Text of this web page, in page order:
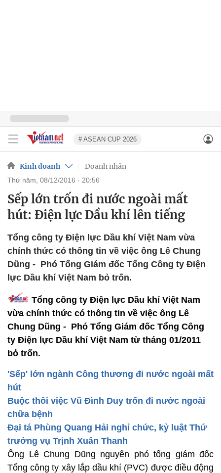
# ASEAN CUP 2026
Kinh doanh Doanh nhân
thứ năm, 08/12/2016 - 20:56
Sếp lớn trốn đi nước ngoài mất
hút: Điện lực Dầu khí lên tiếng
Tổng công ty Điện lực Dầu khí Việt Nam vừa
chính thức có thông tin về việc ông Lê Chung
Dũng - Phó Tổng Giám đốc Tổng Công ty Điện
lực Dầu khí Việt Nam bỏ trốn.
Tổng công ty Điện lực Dầu khí Việt Nam
vừa chính thức có thông tin về việc ông Lê
Chung Dũng - Phó Tổng Giám đốc Tổng Công
ty Điện lực Dầu khí Việt Nam từ tháng 01/2011
bỏ trốn.
'Sếp' lớn ngành Công thương đi nước ngoài mất
hút
Buộc thôi việc Vũ Đình Duy trốn đi nước ngoài
chữa bệnh
Đại tá Phùng Quang Hải nghỉ chức, kỷ luật Thứ
trưởng vụ Trịnh Xuân Thanh
Ông Lê Chung Dũng nguyên phó tổng giám đốc
Tổng công ty xây lắp dầu khí (PVC) được điều động